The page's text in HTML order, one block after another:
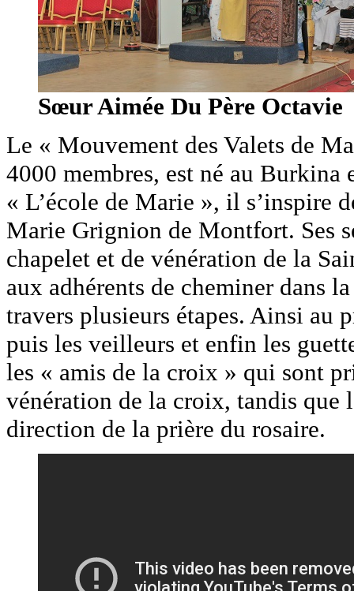
Sœur Aimée Du Père Octavie
Le « Mouvement des Valets de
4000 membres, est né au Burkina
« L’école de Marie », il s’inspire
Marie Grignion de Montfort. Ses
chapelet et de vénération de la
aux adhérents de cheminer dans
travers plusieurs étapes. Ainsi au
puis les veilleurs et enfin les
les « amis de la croix » qui sont
vénération de la croix, tandis que
direction de la prière du rosaire.